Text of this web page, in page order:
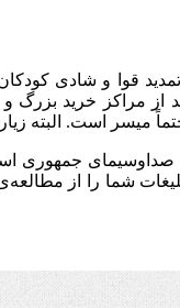
و شادی کودکان
از مراکز خرید
میسر است. البته
صداوسیمای
شما را از